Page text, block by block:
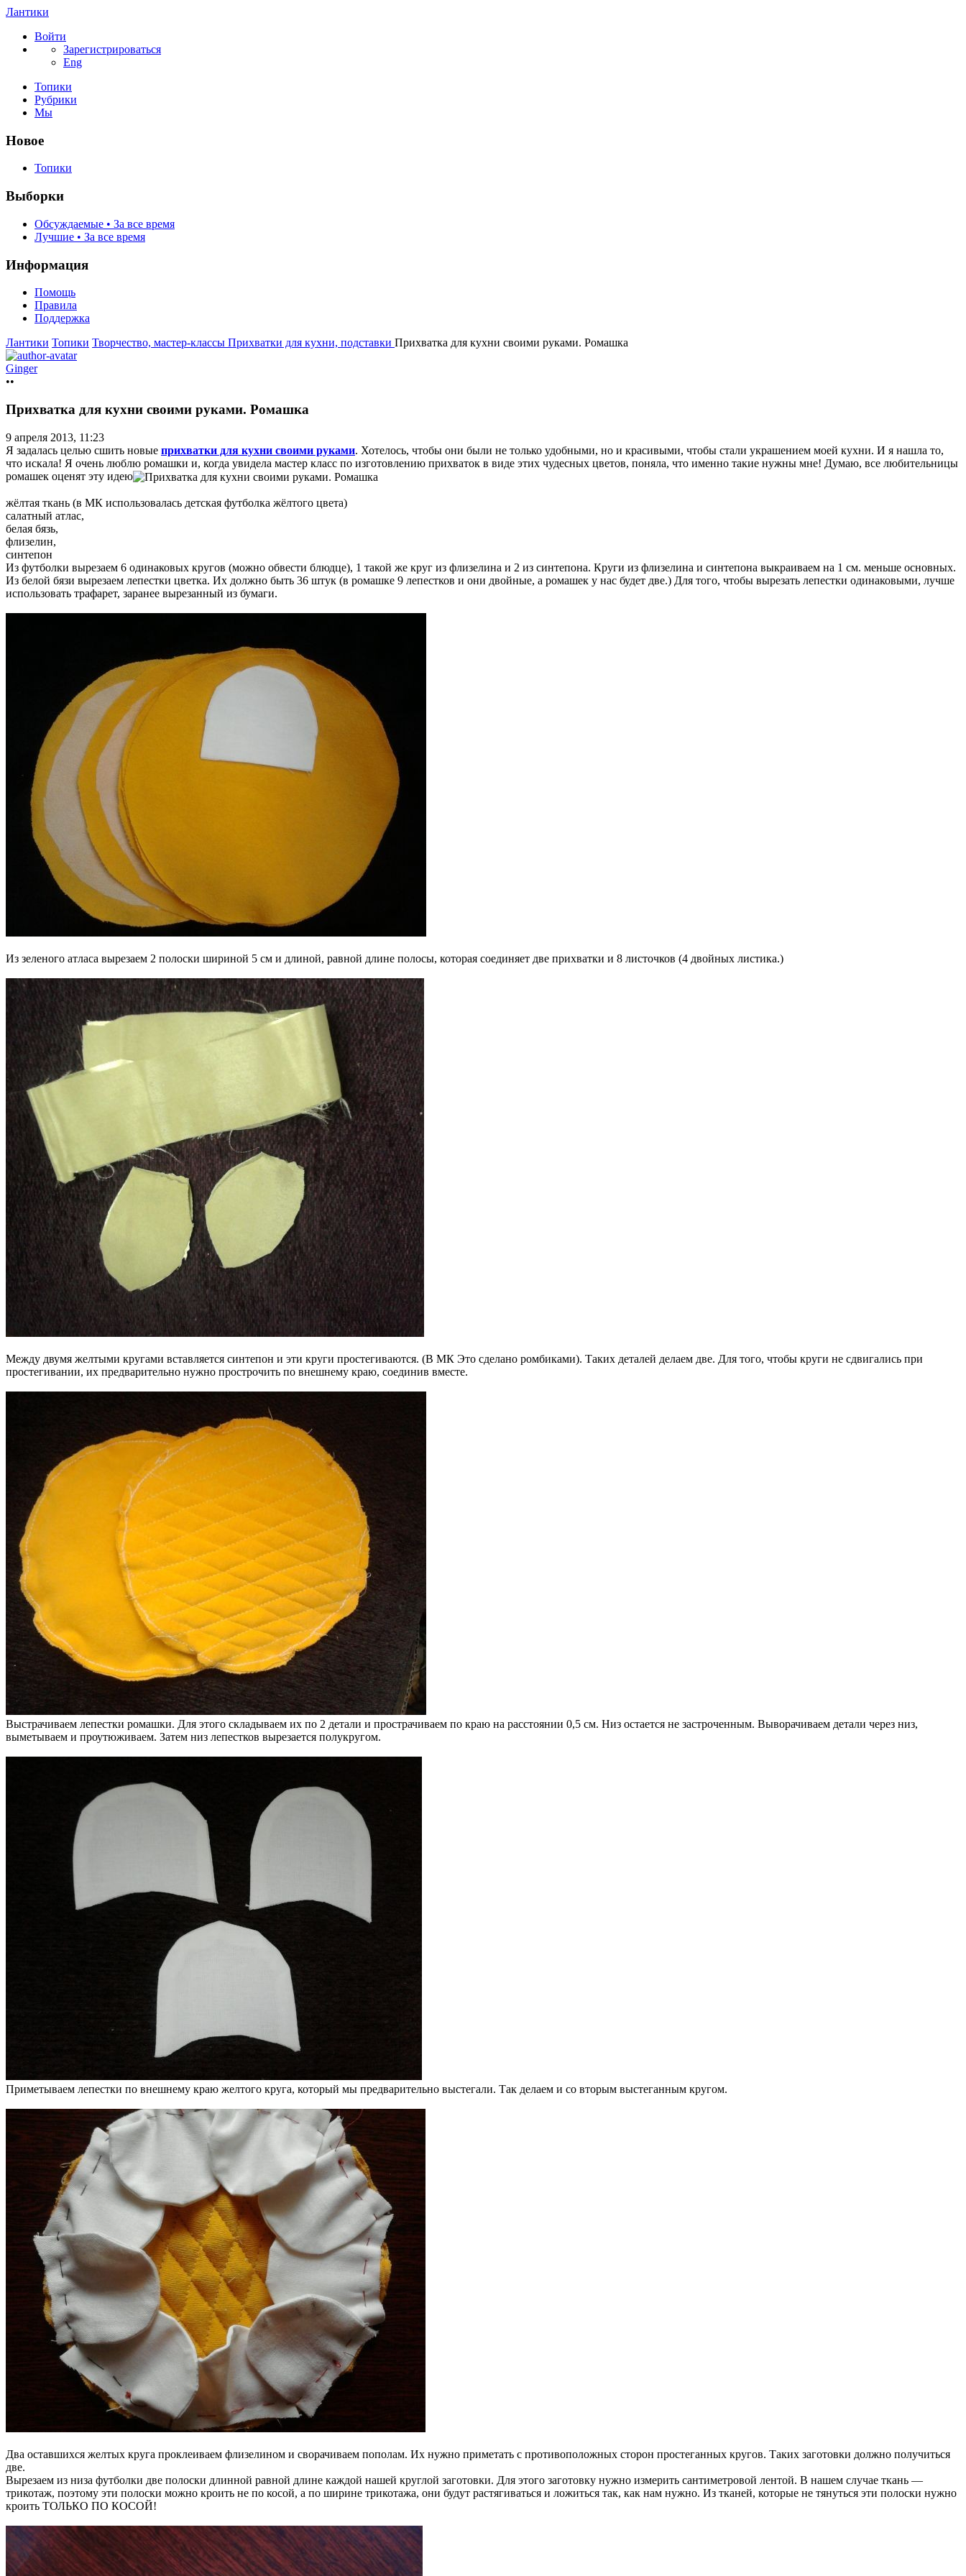
Лантики
Войти
Зарегистрироваться
Eng
Топики
Рубрики
Мы
Новое
Топики
Выборки
Обсуждаемые • За все время
Лучшие • За все время
Информация
Помощь
Правила
Поддержка
Лантики Топики Творчество, мастер-классы Прихватки для кухни, подставки Прихватка для кухни своими руками. Ромашка
Ginger
••
Прихватка для кухни своими руками. Ромашка
9 апреля 2013, 11:23
Я задалась целью сшить новые прихватки для кухни своими руками. Хотелось, чтобы они были не только удобными, но и красивыми, чтобы стали украшением моей кухни. И я нашла то,
что искала! Я очень люблю ромашки и, когда увидела мастер класс по изготовлению прихваток в виде этих чудесных цветов, поняла, что именно такие нужны мне! Думаю, все любительницы
ромашек оценят эту идею
жёлтая ткань (в МК использовалась детская футболка жёлтого цвета)
салатный атлас,
белая бязь,
флизелин,
синтепон
Из футболки вырезаем 6 одинаковых кругов (можно обвести блюдце), 1 такой же круг из флизелина и 2 из синтепона. Круги из флизелина и синтепона выкраиваем на 1 см. меньше основных.
Из белой бязи вырезаем лепестки цветка. Их должно быть 36 штук (в ромашке 9 лепестков и они двойные, а ромашек у нас будет две.) Для того, чтобы вырезать лепестки одинаковыми, лучше
использовать трафарет, заранее вырезанный из бумаги.
Из зеленого атласа вырезаем 2 полоски шириной 5 см и длиной, равной длине полосы, которая соединяет две прихватки и 8 листочков (4 двойных листика.)
Между двумя желтыми кругами вставляется синтепон и эти круги простегиваются. (В МК Это сделано ромбиками). Таких деталей делаем две. Для того, чтобы круги не сдвигались при
простегивании, их предварительно нужно прострочить по внешнему краю, соединив вместе.
Выстрачиваем лепестки ромашки. Для этого складываем их по 2 детали и прострачиваем по краю на расстоянии 0,5 см. Низ остается не застроченным. Выворачиваем детали через низ,
выметываем и проутюживаем. Затем низ лепестков вырезается полукругом.
Приметываем лепестки по внешнему краю желтого круга, который мы предварительно выстегали. Так делаем и со вторым выстеганным кругом.
Два оставшихся желтых круга проклеиваем флизелином и сворачиваем пополам. Их нужно приметать с противоположных сторон простеганных кругов. Таких заготовки должно получиться
две.
Вырезаем из низа футболки две полоски длинной равной длине каждой нашей круглой заготовки. Для этого заготовку нужно измерить сантиметровой лентой. В нашем случае ткань —
трикотаж, поэтому эти полоски можно кроить не по косой, а по ширине трикотажа, они будут растягиваться и ложиться так, как нам нужно. Из тканей, которые не тянуться эти полоски нужно
кроить ТОЛЬКО ПО КОСОЙ!